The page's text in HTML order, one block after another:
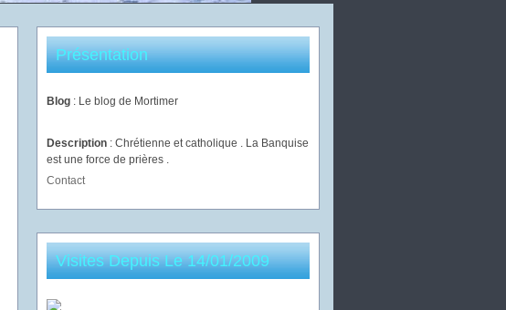
Présentation
Blog : Le blog de Mortimer
Description : Chrétienne et catholique . La Banquise
est une force de prières .
Contact
Visites Depuis Le 14/01/2009